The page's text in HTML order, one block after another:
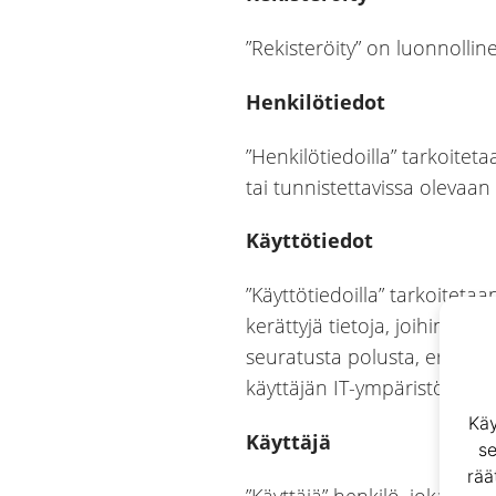
”Rekisteröity” on
Henkilötiedot
”Henkilötiedoilla”
tai tunnistettavissa
Käyttötiedot
”Käyttötiedoilla”
kerättyjä tietoja, joihin
seuratusta polusta,
käyttäjän IT-ympäristöä
Käyttäjä